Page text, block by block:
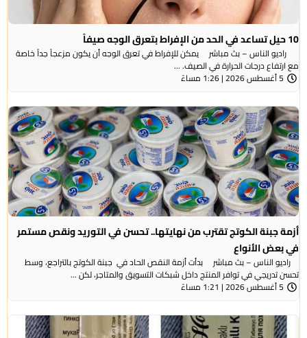
10 حيل تساعد في الحد من الإفراط بتعرق الوجه صيفاً
راديو الناس – بث مباشر يمكن للإفراط في تعرق الوجه أن يكون مزعجاً جداً خاصة
مع ارتفاع درجات الحرارة في الصيف. ...
5 أغسطس 2026 | 1:26 مساءً
أزمة جبنة الكوتج تقترب من نهايتها.. تحسن في التوريد ونقص مستمر
في بعض الأنواع
راديو الناس – بث مباشر بدأت أزمة النقص الحاد في جبنة الكوتج بالتراجع، وسط
تحسن تدريجي في توافر المنتج داخل شبكات التسويق والمتاجر، لكن ...
5 أغسطس 2026 | 1:21 مساءً